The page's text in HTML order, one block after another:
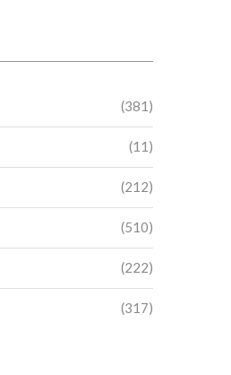
(381)
(11)
(212)
(510)
(222)
(317)